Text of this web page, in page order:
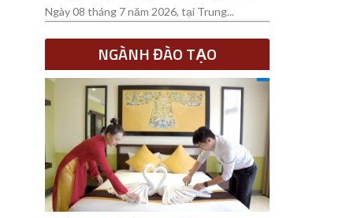
Ngày 08 tháng 7 năm 2026, tại Trung...
NGÀNH ĐÀO TẠO